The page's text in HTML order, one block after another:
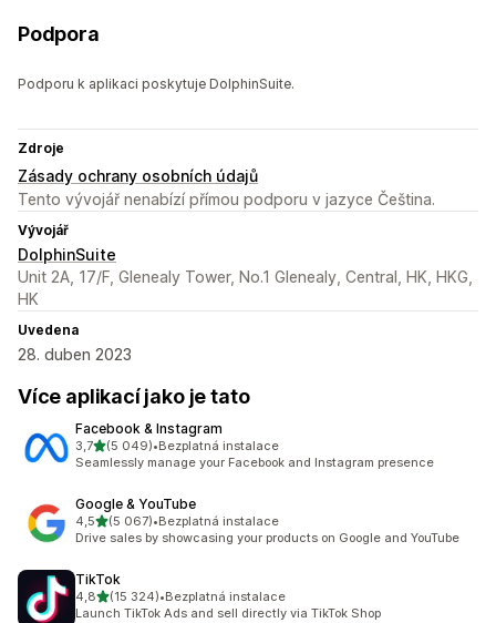
Podpora
Podporu k aplikaci poskytuje DolphinSuite.
Zdroje
Zásady ochrany osobních údajů
Tento vývojář nenabízí přímou podporu v jazyce Čeština.
Vývojář
DolphinSuite
Unit 2A, 17/F, Glenealy Tower, No.1 Glenealy, Central, HK, HKG,
HK
Uvedena
28. duben 2023
Více aplikací jako je tato
Facebook & Instagram
3,7z 5 hvězd
(5 049)
Celkový počet recenzí: 5049
•Bezplatná instalace
Seamlessly manage your Facebook and Instagram presence
Google & YouTube
4,5z 5 hvězd
(5 067)
Celkový počet recenzí: 5067
•Bezplatná instalace
Drive sales by showcasing your products on Google and YouTube
TikTok
4,8z 5 hvězd
(15 324)
Celkový počet recenzí: 15324
•Bezplatná instalace
Launch TikTok Ads and sell directly via TikTok Shop